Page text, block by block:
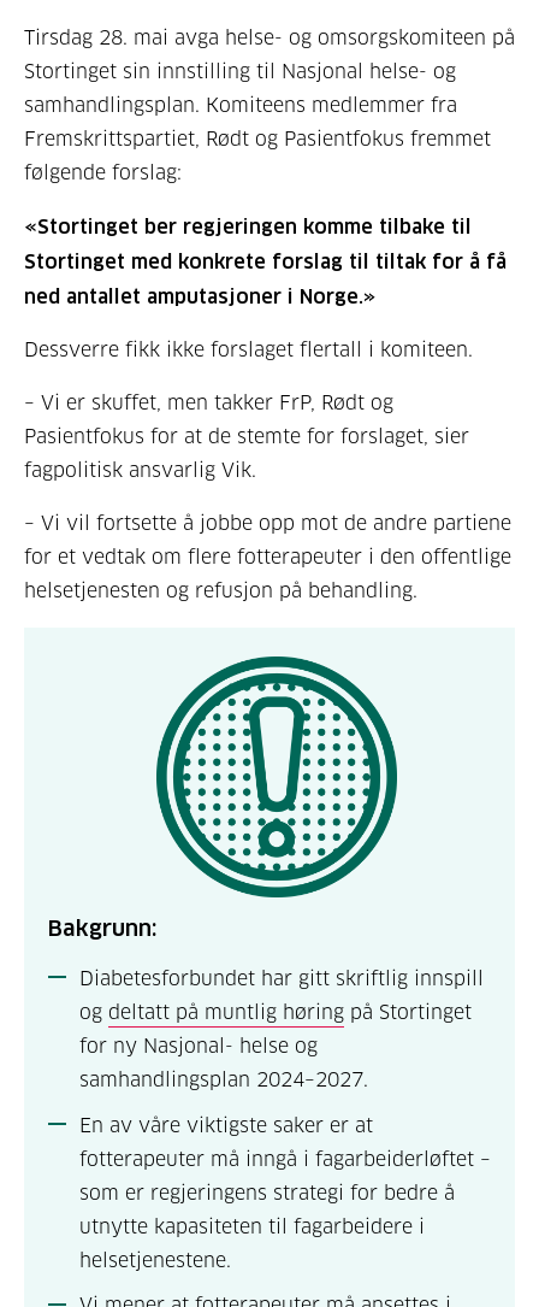
Tirsdag 28. mai avga helse- og omsorgskomiteen på
Stortinget sin innstilling til Nasjonal helse- og
samhandlingsplan. Komiteens medlemmer fra
Fremskrittspartiet, Rødt og Pasientfokus fremmet
følgende forslag:
«Stortinget ber regjeringen komme tilbake til
Stortinget med konkrete forslag til tiltak for å få
ned antallet amputasjoner i Norge.»
Dessverre fikk ikke forslaget flertall i komiteen.
– Vi er skuffet, men takker FrP, Rødt og
Pasientfokus for at de stemte for forslaget, sier
fagpolitisk ansvarlig Vik.
– Vi vil fortsette å jobbe opp mot de andre partiene
for et vedtak om flere fotterapeuter i den offentlige
helsetjenesten og refusjon på behandling.
Bakgrunn:
Diabetesforbundet har gitt skriftlig innspill
og deltatt på muntlig høring på Stortinget
for ny Nasjonal- helse og
samhandlingsplan 2024–2027.
En av våre viktigste saker er at
fotterapeuter må inngå i fagarbeiderløftet –
som er regjeringens strategi for bedre å
utnytte kapasiteten til fagarbeidere i
helsetjenestene.